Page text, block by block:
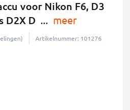
voor Nikon F6, D3
D2X D ... meer
Artikelnummer: 101276